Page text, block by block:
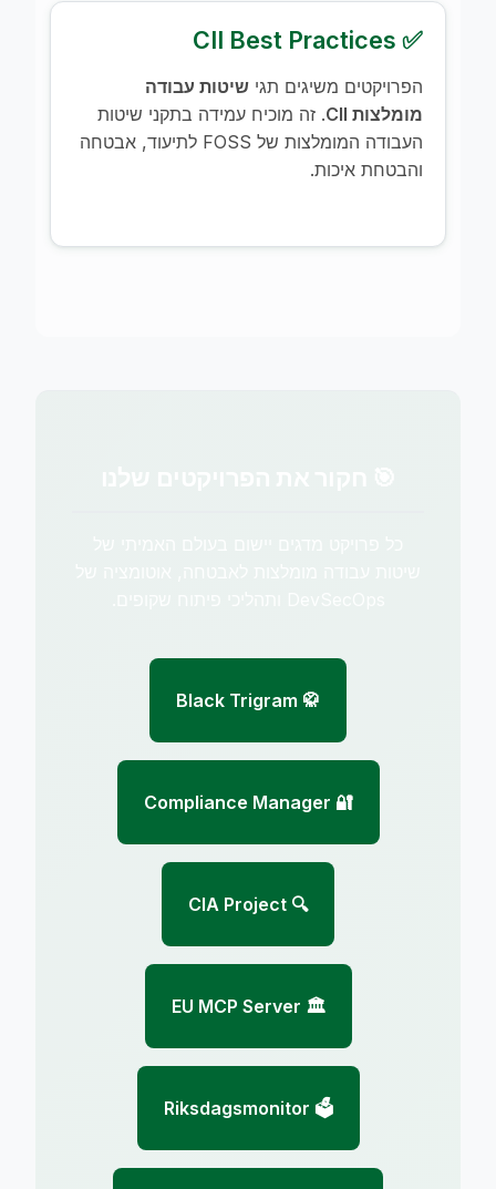
✅ CII Best Practices
הפרויקטים משיגים תגי שיטות עבודה
מומלצות CII
. זה מוכיח עמידה בתקני שיטות
העבודה המומלצות של FOSS לתיעוד, אבטחה
והבטחת איכות.
🥋 Black Trigram
🔐 Compliance Manager
🔍 CIA Project
🏛️ EU MCP Server
🗳️ Riksdagsmonitor